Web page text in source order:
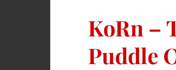
KoRn –
Puddle